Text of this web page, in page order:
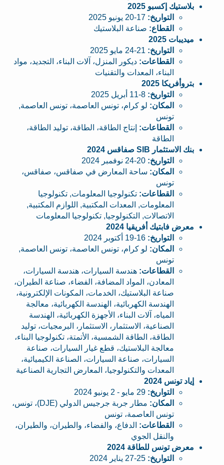
بلاستيك إكسبو 2025
التواريخ:
القطاع: صناعة البلاستيك
ميديبات 2025
التواريخ:
القطاعات: ديكور المنزل، آلات البناء، التجديد، مواد
البناء، المعدات والتقنيات
بتروأفريكا 2025
التواريخ:
المكان: لو كرام، تونس العاصمة، تونس العاصمة,
تونس
القطاعات: إنتاج الطاقة، الطاقة، توليد الطاقة،
الطاقة
بنك الاستثمار SIB صفاقس 2024
التواريخ:
المكان: ساحة المعارض في صفاقس، صفاقس،
تونس
القطاعات: تكنولوجيا المعلومات, تكنولوجيا
المعلومات, المعدات المكتبية, اللوازم المكتبية,
الاتصالات, التكنولوجيا, تكنولوجيا المعلومات
معرض فابتيك أفريقيا 2024
التواريخ:
المكان: لو كرام، تونس العاصمة، تونس العاصمة,
تونس
القطاعات: هندسة السيارات، هندسة السيارات،
المعادن، المواد المضافة، الفضاء، صناعة الطيران،
صناعة البلاستيك، الخدمات، المكونات الإلكترونية،
الهندسة الكهربائية، الهندسة الكهربائية، معالجة
المياه، آلات البناء، الأجهزة الكهربائية، الهندسة
الصناعية، الاستثمار، الاستثمار، البرمجيات، توليد
الطاقة، الطاقة الشمسية، الأتمتة، تكنولوجيا البناء،
معالجة البلاستيك، قطع غيار السيارات، صناعة
السيارات، صناعة السيارات، الصناعة الكيميائية،
المعدات والتكنولوجيا، المعارض التجارية الصناعية
إياد تونس 2024
التواريخ:
المكان:
مطار جربة جرجيس الدولي (DJE)، تونس،
تونس العاصمة، تونس
القطاعات: الدفاع، والفضاء، والطيران، والطيران،
والنقل الجوي
معرض تونس للطاقة 2024
التواريخ: